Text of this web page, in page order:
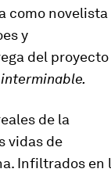
como novelista
y
del proyecto
de la
vidas de
Infiltrados en